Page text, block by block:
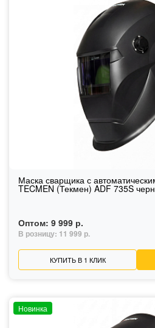
Маска сварщика с
TECMEN (Текмен) ADF 735S
Оптом: 9 999 р.
В розницу: 11 999 р.
КУПИТЬ В 1 КЛИК
Новинка